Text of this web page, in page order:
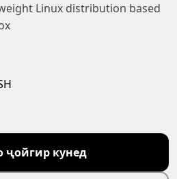
Linux distribution based
ҷойгир кунед